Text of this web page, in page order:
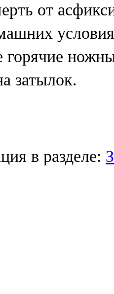
от
горячие
затылок.
в разделе: